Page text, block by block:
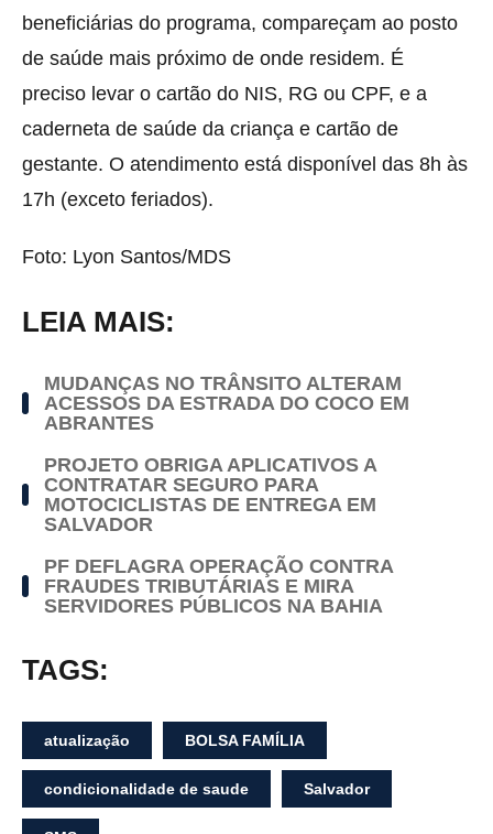
beneficiárias do programa, compareçam ao posto
de saúde mais próximo de onde residem. É
preciso levar o cartão do NIS, RG ou CPF, e a
caderneta de saúde da criança e cartão de
gestante. O atendimento está disponível das 8h às
17h (exceto feriados).
Foto: Lyon Santos/MDS
LEIA MAIS:
MUDANÇAS NO TRÂNSITO ALTERAM
ACESSOS DA ESTRADA DO COCO EM
ABRANTES
PROJETO OBRIGA APLICATIVOS A
CONTRATAR SEGURO PARA
MOTOCICLISTAS DE ENTREGA EM
SALVADOR
PF DEFLAGRA OPERAÇÃO CONTRA
FRAUDES TRIBUTÁRIAS E MIRA
SERVIDORES PÚBLICOS NA BAHIA
TAGS:
atualização BOLSA FAMÍLIA
condicionalidade de saude Salvador